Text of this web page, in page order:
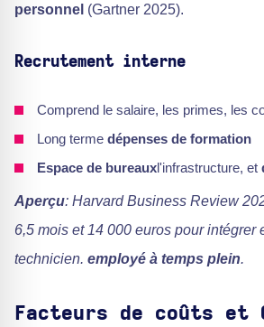
personnel (Gartner 2025).
Recrutement interne
Comprend le salaire, les primes, les
Long terme dépenses de formation
Espace de bureauxl'infrastructure, et
Aperçu: Harvard Business Review
6,5 mois et 14 000 euros pour intégrer
technicien. employé à temps plein.
Facteurs de coûts et